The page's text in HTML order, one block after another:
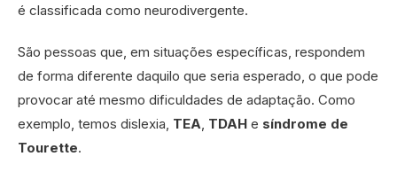
é classificada como neurodivergente.
São pessoas que, em situações específicas, respondem
de forma diferente daquilo que seria esperado, o que pode
provocar até mesmo dificuldades de adaptação. Como
exemplo, temos dislexia, TEA TDAH e síndrome de
Tourette.